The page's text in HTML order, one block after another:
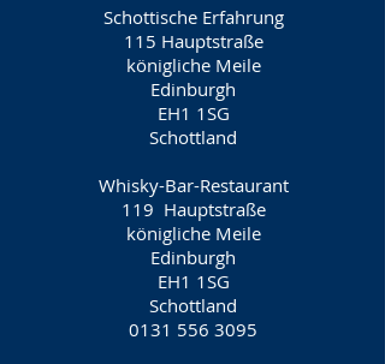
Schottische Erfahrung
115 Hauptstraße
königliche Meile
Edinburgh
EH1 1SG
Schottland
Whisky-Bar-Restaurant
119 Hauptstraße
königliche Meile
Edinburgh
EH1 1SG
Schottland
0131 556 3095